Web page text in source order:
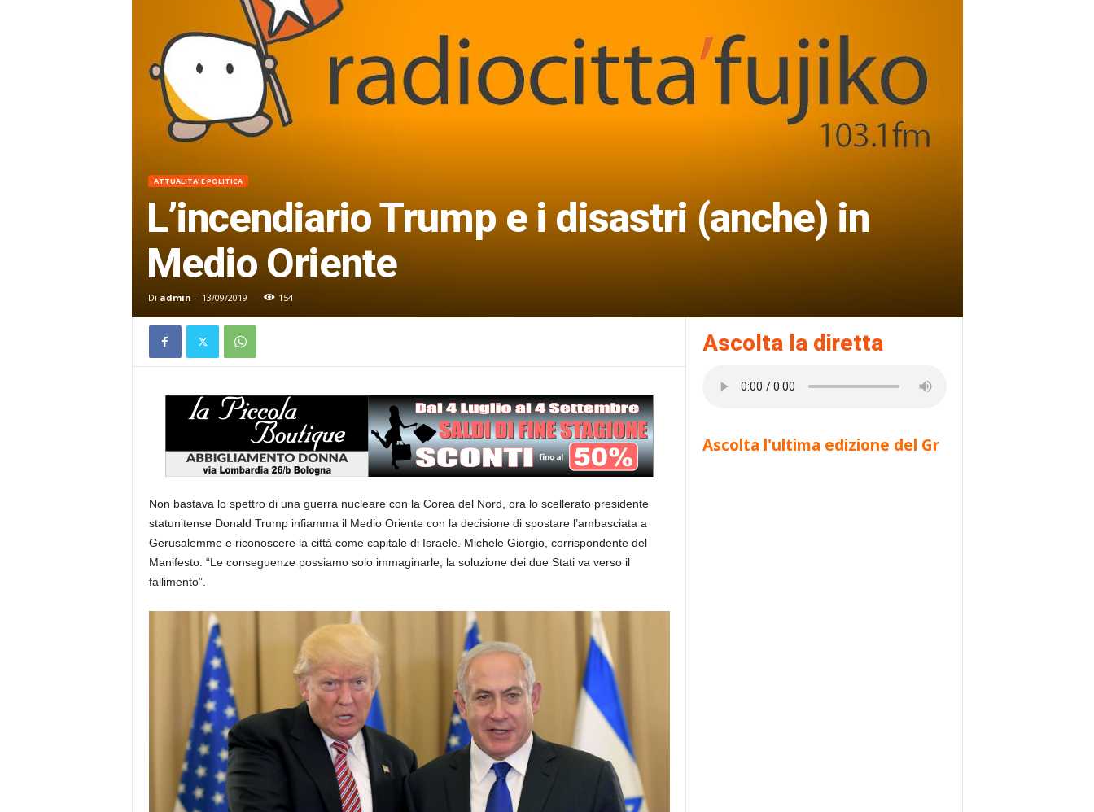
ATTUALITA' E POLITICA
L’incendiario Trump e i disastri (anche) in
Medio Oriente
Di admin - 13/09/2019 154
Non bastava lo spettro di una guerra nucleare con la Corea del Nord, ora lo scellerato presidente
statunitense Donald Trump infiamma il Medio Oriente con la decisione di spostare l’ambasciata a
Gerusalemme e riconoscere la città come capitale di Israele. Michele Giorgio, corrispondente del
Manifesto: “Le conseguenze possiamo solo immaginarle, la soluzione dei due Stati va verso il
fallimento”.
Ascolta la diretta
Ascolta l'ultima edizione del Gr